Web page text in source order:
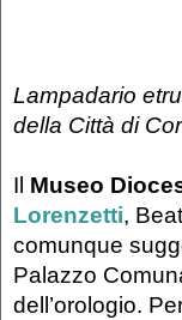
Lampadario
della Città di
Il Museo
Lorenzetti,
comunque
Palazzo
dell’orologio.